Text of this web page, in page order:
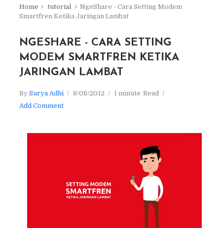
Home tutorial
NgeShare - Cara Setting Modem
Smartfren Ketika Jaringan Lambat
NGESHARE - CARA SETTING
MODEM SMARTFREN KETIKA
JARINGAN LAMBAT
BySurya Adhi 8/08/2012 1 minute Read
Add Comment